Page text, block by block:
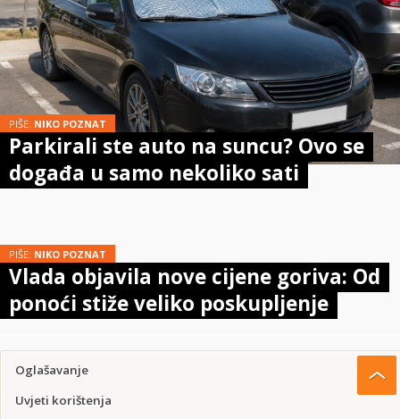
PIŠE: NIKO POZNAT
Parkirali ste auto na suncu? Ovo se
događa u samo nekoliko sati
PIŠE: NIKO POZNAT
Vlada objavila nove cijene goriva: Od
ponoći stiže veliko poskupljenje
Oglašavanje
Uvjeti korištenja